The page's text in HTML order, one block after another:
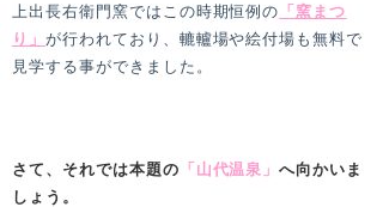
上出長右衛門窯ではこの時期恒例の 「窯まつ
り」 が行われており、轆轤場や絵付場も無料で
見学する事ができました。
さて、それでは本題の 「山代温泉」へ向かいま
しょう。